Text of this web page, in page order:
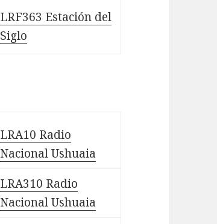
LRF363 Estación del
Siglo
LRA10 Radio
Nacional Ushuaia
LRA310 Radio
Nacional Ushuaia